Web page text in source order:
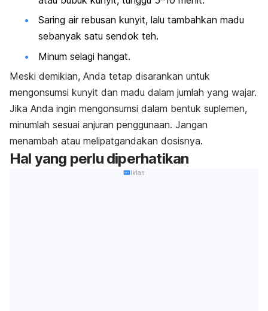
Saring air rebusan kunyit, lalu tambahkan madu
sebanyak satu sendok teh.
Minum selagi hangat.
Meski demikian, Anda tetap disarankan untuk
mengonsumsi kunyit dan madu dalam jumlah yang wajar.
Jika Anda ingin mengonsumsi dalam bentuk suplemen,
minumlah sesuai anjuran penggunaan. Jangan
menambah atau melipatgandakan dosisnya.
Hal yang perlu diperhatikan
Iklan